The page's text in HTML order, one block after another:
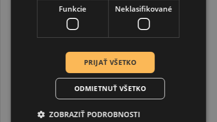
Voskované perly 10 mm, 19B strieborná tmavá 10 ks
0,30 €
Funkcie Neklasifikované
PRIJAŤ VŠETKO
ODMIETNUŤ VŠETKO
ZOBRAZIŤ PODROBNOSTI